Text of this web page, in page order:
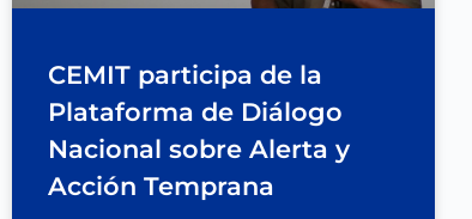
CEMIT participa de la
Plataforma de Diálogo
Nacional sobre Alerta y
Acción Temprana